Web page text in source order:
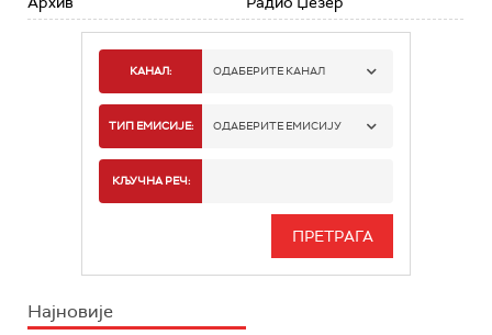
КАНАЛ: ОДАБЕРИТЕ КАНАЛ
РАДИО БЕОГРАД 1
РАДИО БЕОГРАД 3
ТИП ЕМИСИЈЕ: ОДАБЕРИТЕ ЕМИСИЈУ
ИНФО
КЉУЧНА РЕЧ:
Најновије